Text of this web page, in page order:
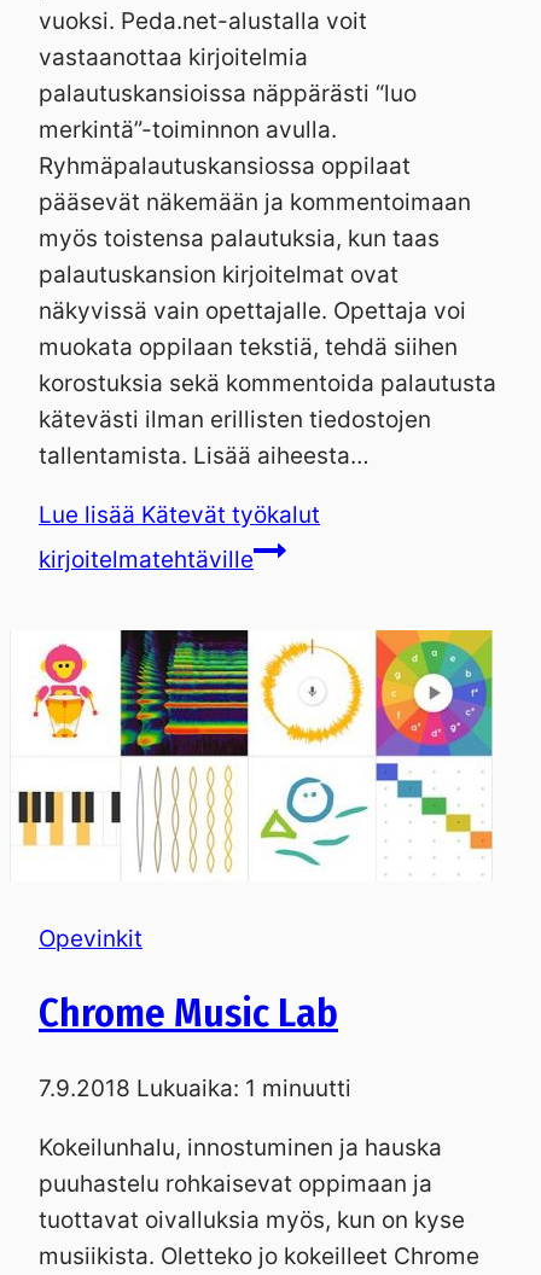
vuoksi. Peda.net-alustalla voit
vastaanottaa kirjoitelmia
palautuskansioissa näppärästi “luo
merkintä”-toiminnon avulla.
Ryhmäpalautuskansiossa oppilaat
pääsevät näkemään ja kommentoimaan
myös toistensa palautuksia, kun taas
palautuskansion kirjoitelmat ovat
näkyvissä vain opettajalle. Opettaja voi
muokata oppilaan tekstiä, tehdä siihen
korostuksia sekä kommentoida palautusta
kätevästi ilman erillisten tiedostojen
tallentamista. Lisää aiheesta…
Lue lisää Kätevät työkalut
kirjoitelmatehtäville
Opevinkit
Chrome Music Lab
7.9.2018 Lukuaika: 1 minuutti
Kokeilunhalu, innostuminen ja hauska
puuhastelu rohkaisevat oppimaan ja
tuottavat oivalluksia myös, kun on kyse
musiikista. Oletteko jo kokeilleet Chrome